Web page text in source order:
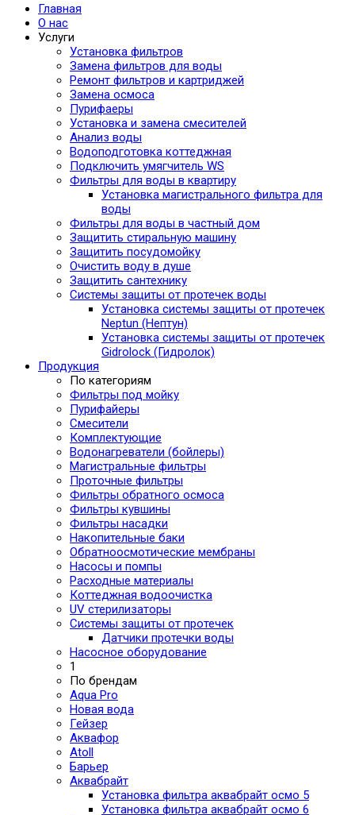
Главная
О нас
Услуги
Установка фильтров
Замена фильтров для воды
Ремонт фильтров и картриджей
Замена осмоса
Пурифаеры
Установка и замена смесителей
Анализ воды
Водоподготовка коттеджная
Подключить умягчитель WS
Фильтры для воды в квартиру
Установка магистрального фильтра для
воды
Фильтры для воды в частный дом
Защитить стиральную машину
Защитить посудомойку
Очистить воду в душе
Защитить сантехнику
Системы защиты от протечек воды
Установка системы защиты от протечек
Neptun (Нептун)
Установка системы защиты от протечек
Gidrolock (Гидролок)
Продукция
По категориям
Фильтры под мойку
Пурифайеры
Смесители
Комплектующие
Водонагреватели (бойлеры)
Магистральные фильтры
Проточные фильтры
Фильтры обратного осмоса
Фильтры кувшины
Фильтры насадки
Накопительные баки
Обратноосмотические мембраны
Насосы и помпы
Расходные материалы
Коттеджная водоочистка
UV стерилизаторы
Системы защиты от протечек
Датчики протечки воды
Насосное оборудование
1
По брендам
Aqua Pro
Новая вода
Гейзер
Аквафор
Atoll
Барьер
Аквабрайт
Установка фильтра аквабрайт осмо 5
Установка фильтра аквабрайт осмо 6